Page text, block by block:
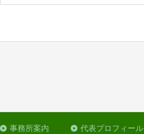
事務所案内 代表プロフィール